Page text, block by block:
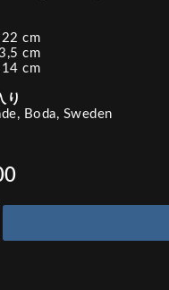
22 cm
cm
cm
り
Boda, Sweden